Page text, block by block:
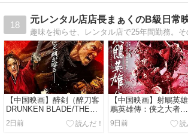
18
元レンタル店店長まぁくのB級日常
【中国映画】醉剣（醉刀客
DRUNKEN BLADE/THE
KILLER OF
SWORDSMEN）92分
2日前
【中国映画】射鵰英
鵰英雄傳：侠之大者
LEGENDS OF THE
CONDOR
GALLANTS)147分
9日前